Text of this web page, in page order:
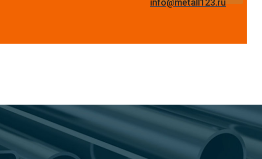
info@metall123.ru